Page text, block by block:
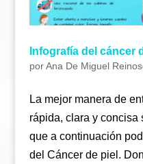
Infografía del cáncer
porAna De Miguel
La mejor manera de
rápida, clara y concisa
que a continuación
del Cáncer de piel.